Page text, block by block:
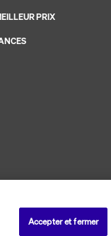
PRIX
Accepter et fermer